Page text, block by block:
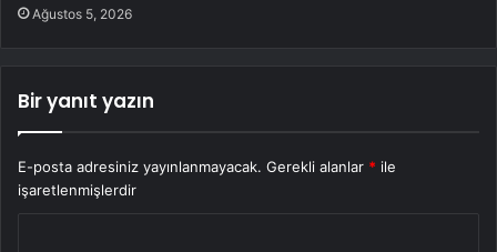
Ağustos 5, 2026
Bir yanıt yazın
E-posta adresiniz yayınlanmayacak. Gerekli alanlar * ile
işaretlenmişlerdir